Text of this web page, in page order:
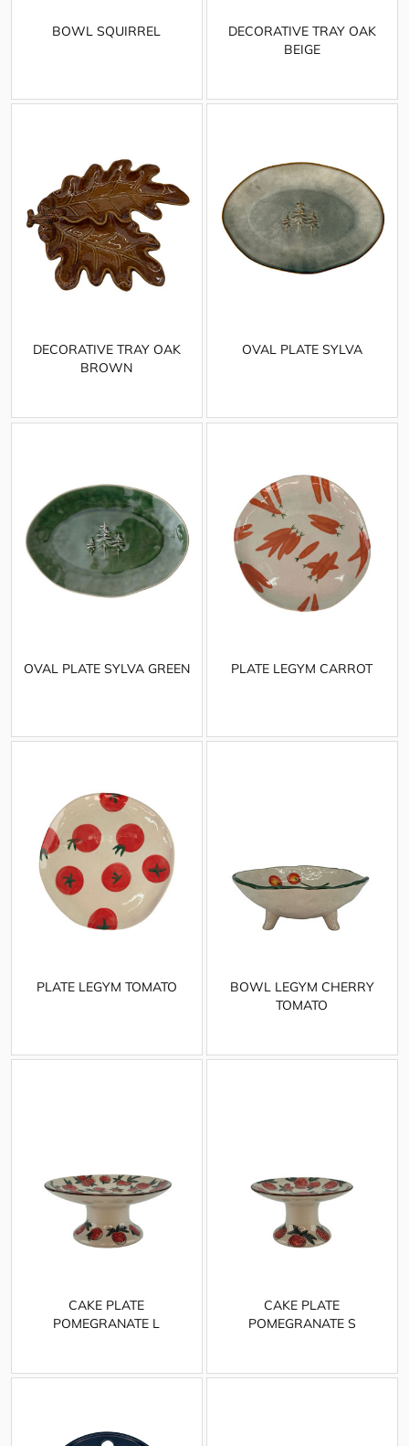
BOWL SQUIRREL
DECORATIVE TRAY OAK
BEIGE
DECORATIVE TRAY OAK
BROWN
OVAL PLATE SYLVA
OVAL PLATE SYLVA GREEN PLATE LEGYM CARROT
PLATE LEGYM TOMATO
BOWL LEGYM CHERRY
TOMATO
CAKE PLATE
POMEGRANATE L
CAKE PLATE
POMEGRANATE S